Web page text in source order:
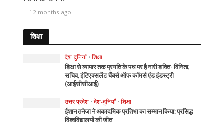
12 months ago
शिक्षा
देश-दुनियाँ • शिक्षा
शिक्षा से व्यापार तक प्रगति के पथ पर है नारी शक्ति- विनिता,
सचिव, इंटिएक्सलेंट चैंबर्स ऑफ कॉमर्स एंड इंडस्ट्री
(आईसीसीआई)
उत्तर प्रदेश • देश-दुनियाँ • शिक्षा
ईशान तनेजा ने अकादमिक प्रतिभा का सम्मान किया: प्रसिद्ध
विश्वविद्यालयों की जीत